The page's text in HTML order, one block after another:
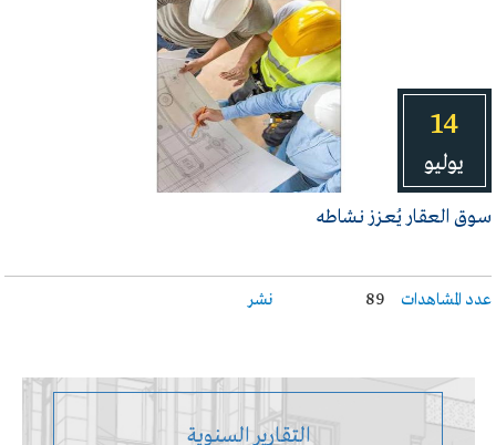
14
يوليو
سـوق العقـار يُعـزز نـشاطه
نشر عدد المشاهدات 89
التقارير السنوية